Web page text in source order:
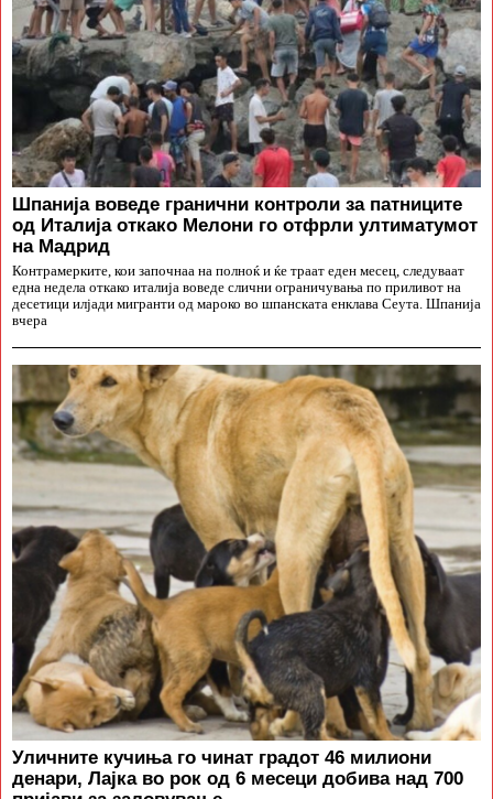
Шпанија воведе гранични контроли за патниците
од Италија откако Мелони го отфрли ултиматумот
на Мадрид
Контрамерките, кои започнаа на полноќ и ќе траат еден месец, следуваат
една недела откако италија воведе слични ограничувања по приливот на
десетици илјади мигранти од мароко во шпанската енклава Сеута. Шпанија
вчера
Уличните кучиња го чинат градот 46 милиони
денари, Лајка во рок од 6 месеци добива над 700